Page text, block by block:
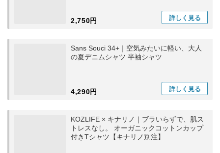
2,750円 詳しく 見る
Sans Souci 34+｜空気みたいに軽い、大人
の夏デニムシャツ 半袖シャツ
4,290円 詳しく 見る
KOZLIFE × キナリノ｜ブラいらずで、肌ス
トレスなし。 オーガニックコットンカップ
付きTシャツ【キナリノ別注】